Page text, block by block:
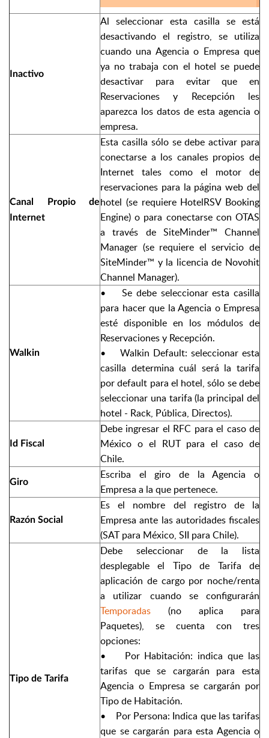
Inactivo
Al seleccionar esta casilla se está
desactivando el registro, se utiliza
cuando una Agencia o Empresa que
ya no trabaja con el hotel se puede
desactivar para evitar que en
Reservaciones y Recepción les
aparezca los datos de esta agencia o
empresa.
Canal Propio de
Internet
Esta casilla sólo se debe activar para
conectarse a los canales propios de
Internet tales como el motor de
reservaciones para la página web del
hotel (se requiere HotelRSV Booking
Engine) o para conectarse con OTAS
a través de SiteMinder™ Channel
Manager (se requiere el servicio de
SiteMinder™ y la licencia de Novohit
Channel Manager).
Walkin
• Se debe seleccionar esta casilla
para hacer que la Agencia o Empresa
esté disponible en los módulos de
Reservaciones y Recepción.
• Walkin Default: seleccionar esta
casilla determina cuál será la tarifa
por default para el hotel, sólo se debe
seleccionar una tarifa (la principal del
hotel - Rack, Pública, Directos).
Id Fiscal
Debe ingresar el RFC para el caso de
México o el RUT para el caso de
Chile.
Giro
Escriba el giro de la Agencia o
Empresa a la que pertenece.
Razón Social
Es el nombre del registro de la
Empresa ante las autoridades fiscales
(SAT para México, SII para Chile).
Tipo de Tarifa
Debe seleccionar de la lista
desplegable el Tipo de Tarifa de
aplicación de cargo por noche/renta
a utilizar cuando se configurarán
Temporadas (no aplica para
Paquetes), se cuenta con tres
opciones:
• Por Habitación: indica que las
tarifas que se cargarán para esta
Agencia o Empresa se cargarán por
Tipo de Habitación.
• Por Persona: Indica que las tarifas
que se cargarán para esta Agencia o